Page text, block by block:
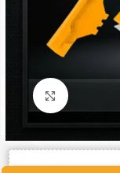
Click to